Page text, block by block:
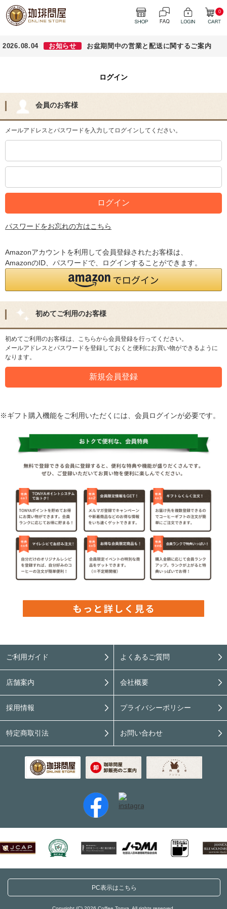
0
2026.08.04 お知らせ お盆期間中の営業と配送に関するご案内
ログイン
会員のお客様
メールアドレスとパスワードを入力してログインしてください。
パスワードをお忘れの方はこちら
Amazonアカウントを利用して会員登録されたお客様は、
AmazonのID、パスワードで、ログインすることができます。
初めてご利用のお客様
初めてご利用のお客様は、こちらから会員登録を行ってください。
メールアドレスとパスワードを登録しておくと便利にお買い物ができるように
なります。
※ギフト購入機能をご利用いただくには、会員ログインが必要です。
ご利用ガイド よくあるご質問
店舗案内 会社概要
採用情報 プライバシーポリシー
特定商取引法 お問い合わせ
PC表示はこちら